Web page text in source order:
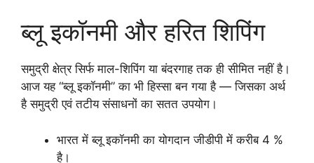
ब्लू इकॉनमी और हरित शिपिंग
समुद्री क्षेत्र सिर्फ माल-शिपिंग या बंदरगाह तक ही सीमित नहीं है।
आज यह “ब्लू इकॉनमी” का भी हिस्सा बन गया है — जिसका अर्थ
है समुद्री एवं तटीय संसाधनों का सतत उपयोग।
भारत में ब्लू इकॉनमी का योगदान जीडीपी में करीब 4 %
है।